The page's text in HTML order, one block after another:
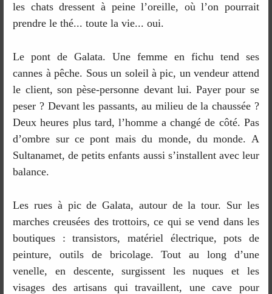
les chats dressent à peine l’oreille, où l’on pourrait
prendre le thé... toute la vie... oui.
Le pont de Galata. Une femme en fichu tend ses
cannes à pêche. Sous un soleil à pic, un vendeur attend
le client, son pèse-personne devant lui. Payer pour se
peser ? Devant les passants, au milieu de la chaussée ?
Deux heures plus tard, l’homme a changé de côté. Pas
d’ombre sur ce pont mais du monde, du monde. A
Sultanamet, de petits enfants aussi s’installent avec leur
balance.
Les rues à pic de Galata, autour de la tour. Sur les
marches creusées des trottoirs, ce qui se vend dans les
boutiques : transistors, matériel électrique, pots de
peinture, outils de bricolage. Tout au long d’une
venelle, en descente, surgissent les nuques et les
visages des artisans qui travaillent, une cave pour